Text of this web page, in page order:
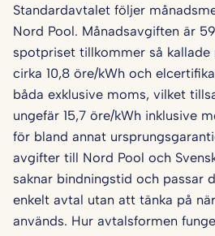
Standardavtalet följer
Nord Pool. Månadsavgiften är
spotpriset tillkommer så
cirka 10,8 öre/kWh och
båda exklusive moms, vilket
ungefär 15,7 öre/kWh inklusive
för bland annat
avgifter till Nord Pool och
saknar bindningstid och passar
enkelt avtal utan att tänka på
används. Hur avtalsformen